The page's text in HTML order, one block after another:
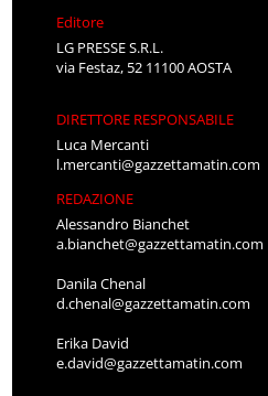
Editore
LG PRESSE S.R.L.
via Festaz, 52 11100 AOSTA
DIRETTORE RESPONSABILE
Luca Mercanti
l.mercanti@gazzettamatin.com
REDAZIONE
Alessandro Bianchet
a.bianchet@gazzettamatin.com
Danila Chenal
d.chenal@gazzettamatin.com
Erika David
e.david@gazzettamatin.com